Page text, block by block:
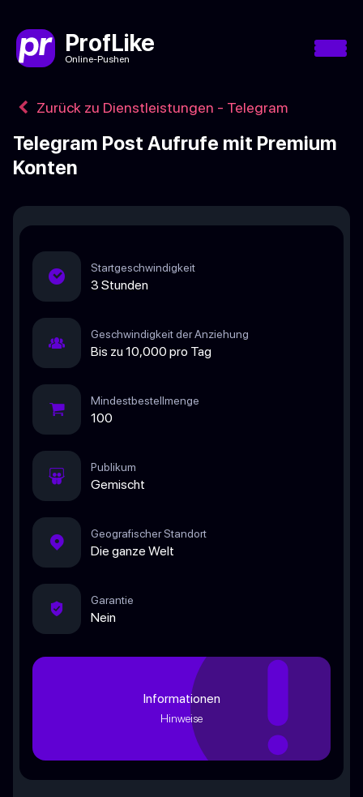
ProfLike
Online-Pushen
Zurück zu Dienstleistungen - Telegram
Telegram Post Aufrufe mit Premium
Konten
Startgeschwindigkeit
3 Stunden
Geschwindigkeit der Anziehung
Bis zu 10,000 pro Tag
Mindestbestellmenge
100
Publikum
Gemischt
Geografischer Standort
Die ganze Welt
Garantie
Nein
Informationen
Hinweise